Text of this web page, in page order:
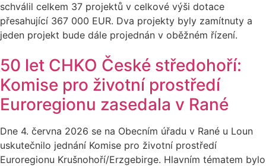
schválil celkem 37 projektů v celkové výši dotace
přesahující 367 000 EUR. Dva projekty byly zamítnuty a
jeden projekt bude dále projednán v oběžném řízení.
50 let CHKO České středohoří:
Komise pro životní prostředí
Euroregionu zasedala v Rané
Dne 4. června 2026 se na Obecním úřadu v Rané u Loun
uskutečnilo jednání Komise pro životní prostředí
Euroregionu Krušnohoří/Erzgebirge. Hlavním tématem bylo